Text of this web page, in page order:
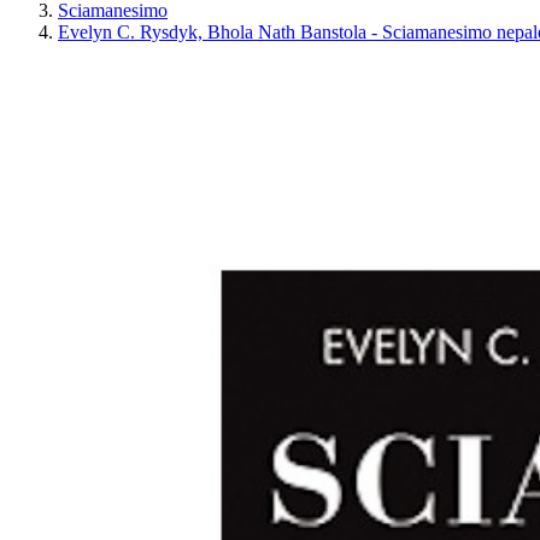
Sciamanesimo
Evelyn C. Rysdyk, Bhola Nath Banstola - Sciamanesimo